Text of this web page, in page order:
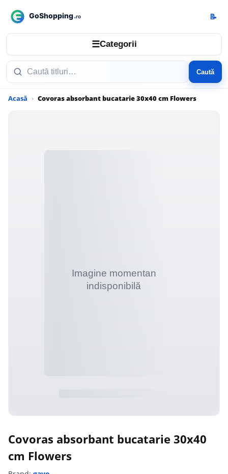
☰Categorii
Caută
📝
Acasă Covoras absorbant bucatarie 30x40 cm Flowers
Covoras absorbant bucatarie 30x40
cm Flowers